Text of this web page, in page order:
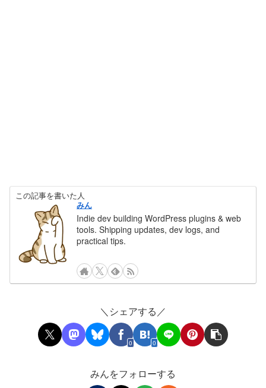
この記事を書いた人
みん
Indie dev building WordPress plugins & web
tools. Shipping updates, dev logs, and
practical tips.
＼シェアする／
0 0
みんをフォローする